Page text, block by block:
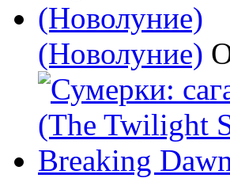
(Новолуние)